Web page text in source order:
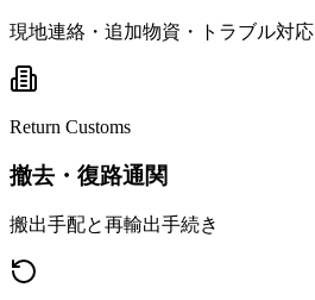
現地連絡・追加物資・トラブル対応
Return Customs
撤去・復路通関
搬出手配と再輸出手続き